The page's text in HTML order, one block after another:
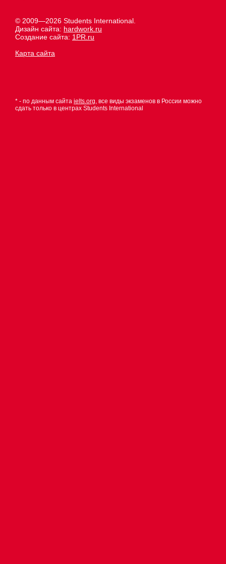
© 2009—2026 Students International.
Дизайн сайта: hardwork.ru
Создание сайта: 1PR.ru
Карта сайта
* - по данным сайта ielts.org, все виды экзаменов в России можно
сдать только в центрах Students International